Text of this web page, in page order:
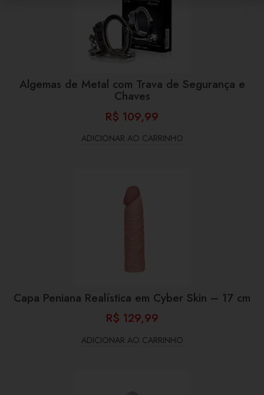
Algemas de Metal com Trava de Segurança e
Chaves
R$ 109,99
ADICIONAR AO CARRINHO
Capa Peniana Realística em Cyber Skin – 17 cm
R$ 129,99
ADICIONAR AO CARRINHO